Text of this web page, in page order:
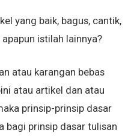
yang baik, bagus, cantik,
istilah lainnya?
atau karangan bebas
atau artikel dan atau
prinsip-prinsip dasar
bagi prinsip dasar tulisan